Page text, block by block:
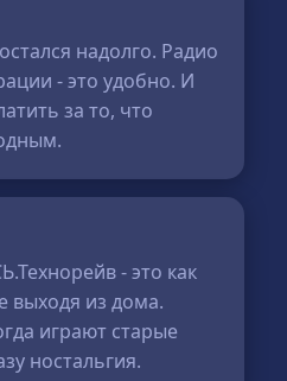
надолго. Радио
- это удобно. И
за то, что
- это как
выходя из дома.
играют старые
ностальгия.